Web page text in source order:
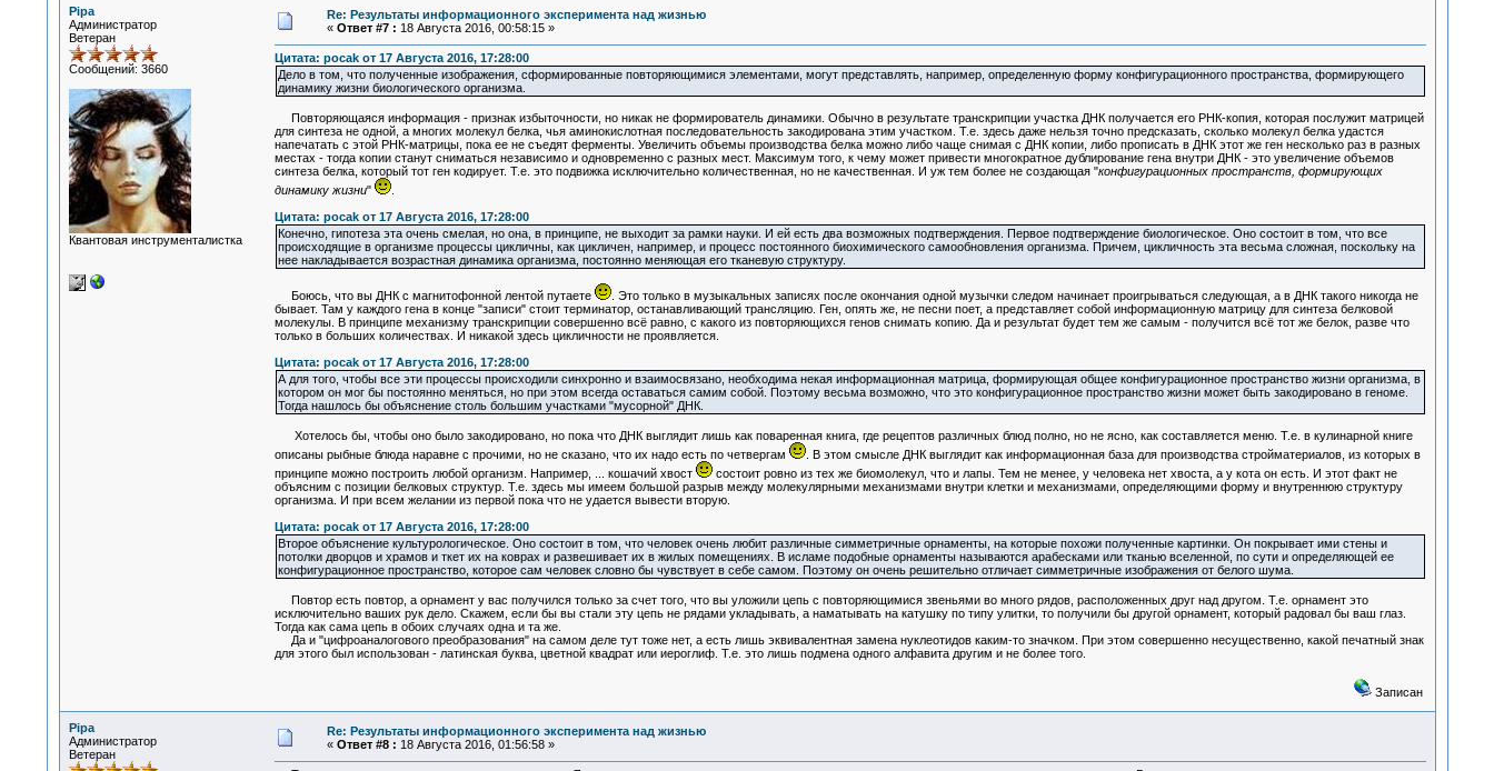
Pipa
Администратор
Ветеран
Сообщений: 3660
Квантовая инструменталистка
Re: Результаты информационного эксперимента над жизнью
« Ответ #7 : 18 Августа 2016, 00:58:15 »
Цитата: pocak от 17 Августа 2016, 17:28:00
Дело в том, что полученные изображения, сформированные повторяющимися элементами, могут представлять, например, определенную форму конфигурационного пространства, формирующего
динамику жизни биологического организма.
Повторяющаяся информация - признак избыточности, но никак не формирователь динамики. Обычно в результате транскрипции участка ДНК получается его РНК-копия, которая послужит матрицей
для синтеза не одной, а многих молекул белка, чья аминокислотная последовательность закодирована этим участком. Т.е. здесь даже нельзя точно предсказать, сколько молекул белка удастся
напечатать с этой РНК-матрицы, пока ее не съедят ферменты. Увеличить объемы производства белка можно либо чаще снимая с ДНК копии, либо прописать в ДНК этот же ген несколько раз в разных
местах - тогда копии станут сниматься независимо и одновременно с разных мест. Максимум того, к чему может привести многократное дублирование гена внутри ДНК - это увеличение объемов
синтеза белка, который тот ген кодирует. Т.е. это подвижка исключительно количественная, но не качественная. И уж тем более не создающая "конфигурационных пространств, формирующих
динамику жизни"
.
Цитата: pocak от 17 Августа 2016, 17:28:00
Конечно, гипотеза эта очень смелая, но она, в принципе, не выходит за рамки науки. И ей есть два возможных подтверждения. Первое подтверждение биологическое. Оно состоит в том, что все
происходящие в организме процессы цикличны, как цикличен, например, и процесс постоянного биохимического самообновления организма. Причем, цикличность эта весьма сложная, поскольку на
нее накладывается возрастная динамика организма, постоянно меняющая его тканевую структуру.
Боюсь, что вы ДНК с магнитофонной лентой путаете
. Это только в музыкальных записях после окончания одной музычки следом начинает проигрываться следующая, а в ДНК такого никогда не
бывает. Там у каждого гена в конце "записи" стоит терминатор, останавливающий трансляцию. Ген, опять же, не песни поет, а представляет собой информационную матрицу для синтеза белковой
молекулы. В принципе механизму транскрипции совершенно всё равно, с какого из повторяющихся генов снимать копию. Да и результат будет тем же самым - получится всё тот же белок, разве что
только в больших количествах. И никакой здесь цикличности не проявляется.
Цитата: pocak от 17 Августа 2016, 17:28:00
А для того, чтобы все эти процессы происходили синхронно и взаимосвязано, необходима некая информационная матрица, формирующая общее конфигурационное пространство жизни организма, в
котором он мог бы постоянно меняться, но при этом всегда оставаться самим собой. Поэтому весьма возможно, что это конфигурационное пространство жизни может быть закодировано в геноме.
Тогда нашлось бы объяснение столь большим участками "мусорной" ДНК.
Хотелось бы, чтобы оно было закодировано, но пока что ДНК выглядит лишь как поваренная книга, где рецептов различных блюд полно, но не ясно, как составляется меню. Т.е. в кулинарной книге
описаны рыбные блюда наравне с прочими, но не сказано, что их надо есть по четвергам
. В этом смысле ДНК выглядит как информационная база для производства стройматериалов, из которых в
принципе можно построить любой организм. Например, ... кошачий хвост
состоит ровно из тех же биомолекул, что и лапы. Тем не менее, у человека нет хвоста, а у кота он есть. И этот факт не
объясним с позиции белковых структур. Т.е. здесь мы имеем большой разрыв между молекулярными механизмами внутри клетки и механизмами, определяющими форму и внутреннюю структуру
организма. И при всем желании из первой пока что не удается вывести вторую.
Цитата: pocak от 17 Августа 2016, 17:28:00
Второе объяснение культурологическое. Оно состоит в том, что человек очень любит различные симметричные орнаменты, на которые похожи полученные картинки. Он покрывает ими стены и
потолки дворцов и храмов и ткет их на коврах и развешивает их в жилых помещениях. В исламе подобные орнаменты называются арабесками или тканью вселенной, по сути и определяющей ее
конфигурационное пространство, которое сам человек словно бы чувствует в себе самом. Поэтому он очень решительно отличает симметричные изображения от белого шума.
Повтор есть повтор, а орнамент у вас получился только за счет того, что вы уложили цепь с повторяющимися звеньями во много рядов, расположенных друг над другом. Т.е. орнамент это
исключительно ваших рук дело. Скажем, если бы вы стали эту цепь не рядами укладывать, а наматывать на катушку по типу улитки, то получили бы другой орнамент, который радовал бы ваш глаз.
Тогда как сама цепь в обоих случаях одна и та же.
Да и "цифроаналогового преобразования" на самом деле тут тоже нет, а есть лишь эквивалентная замена нуклеотидов каким-то значком. При этом совершенно несущественно, какой печатный знак
для этого был использован - латинская буква, цветной квадрат или иероглиф. Т.е. это лишь подмена одного алфавита другим и не более того.
Записан
Pipa
Администратор
Ветеран
Re: Результаты информационного эксперимента над жизнью
« Ответ #8 : 18 Августа 2016, 01:56:58 »